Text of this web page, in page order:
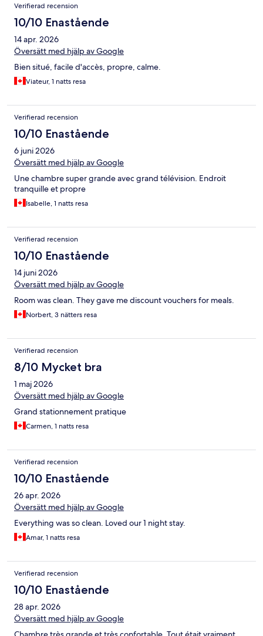
Verifierad recension
10/10 Enastående
14 apr. 2026
Översätt med hjälp av Google
Bien situé, facile d'accès, propre, calme.
Viateur, 1 natts resa
Verifierad recension
10/10 Enastående
6 juni 2026
Översätt med hjälp av Google
Une chambre super grande avec grand télévision. Endroit
tranquille et propre
Isabelle, 1 natts resa
Verifierad recension
10/10 Enastående
14 juni 2026
Översätt med hjälp av Google
Room was clean. They gave me discount vouchers for meals.
Norbert, 3 nätters resa
Verifierad recension
8/10 Mycket bra
1 maj 2026
Översätt med hjälp av Google
Grand stationnement pratique
Carmen, 1 natts resa
Verifierad recension
10/10 Enastående
26 apr. 2026
Översätt med hjälp av Google
Everything was so clean. Loved our 1 night stay.
Amar, 1 natts resa
Verifierad recension
10/10 Enastående
28 apr. 2026
Översätt med hjälp av Google